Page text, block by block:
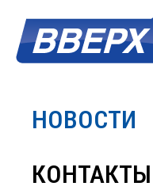
НОВОСТИ
КОНТАКТЫ